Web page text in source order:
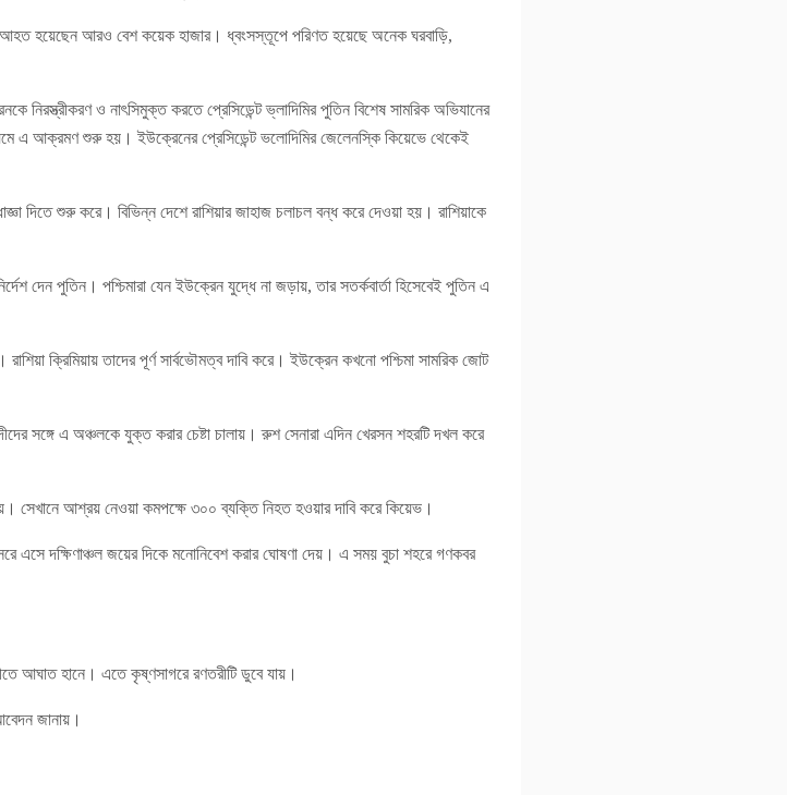
হয়েছেন আরও বেশ কয়েক হাজার। ধ্বংসস্তূপে পরিণত হয়েছে অনেক ঘরবাড়ি,
নিরস্ত্রীকরণ ও নাৎসিমুক্ত করতে প্রেসিডেন্ট ভ্লাদিমির পুতিন বিশেষ সামরিক অভিযানের
এ আক্রমণ শুরু হয়। ইউক্রেনের প্রেসিডেন্ট ভলোদিমির জেলেনস্কি কিয়েভে থেকেই
দিতে শুরু করে। বিভিন্ন দেশে রাশিয়ার জাহাজ চলাচল বন্ধ করে দেওয়া হয়। রাশিয়াকে
দেন পুতিন। পশ্চিমারা যেন ইউক্রেন যুদ্ধে না জড়ায়, তার সতর্কবার্তা হিসেবেই পুতিন এ
ক্রিমিয়ায় তাদের পূর্ণ সার্বভৌমত্ব দাবি করে। ইউক্রেন কখনো পশ্চিমা সামরিক জোট
সঙ্গে এ অঞ্চলকে যুক্ত করার চেষ্টা চালায়। রুশ সেনারা এদিন খেরসন শহরটি দখল করে
সেখানে আশ্রয় নেওয়া কমপক্ষে ৩০০ ব্যক্তি নিহত হওয়ার দাবি করে কিয়েভ।
দক্ষিণাঞ্চল জয়ের দিকে মনোনিবেশ করার ঘোষণা দেয়। এ সময় বুচা শহরে গণকবর
আঘাত হানে। এতে কৃষ্ণসাগরে রণতরীটি ডুবে যায়।
জানায়।